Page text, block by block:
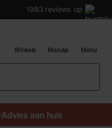
1983 reviews op
Winkels Mandje Menu
Advies aan huis